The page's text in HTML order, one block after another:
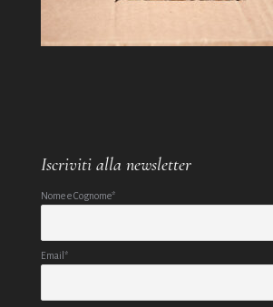
Iscriviti alla newsletter
Nome e Cognome*
Email*